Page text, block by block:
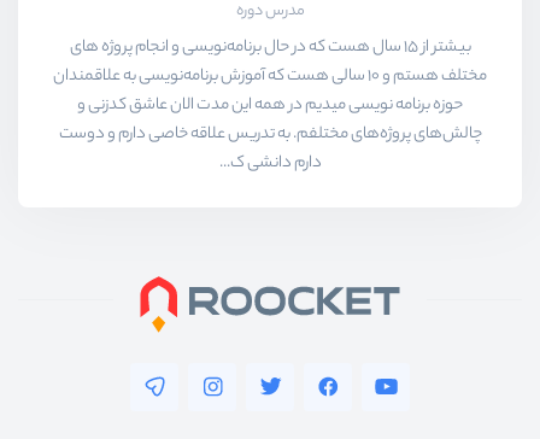
مدرس دوره
بیشتر از ۱۵ سال هست که در حال برنامه‌نویسی و انجام پروژه های
مختلف هستم و ۱۰ سالی هست که آموزش برنامه‌نویسی به علاقمندان
حوزه برنامه نویسی میدیم در همه این مدت الان عاشق کدزنی و
چالش‌های پروژه‌های مختلفم. به تدریس علاقه خاصی دارم و دوست
دارم دانشی ک...